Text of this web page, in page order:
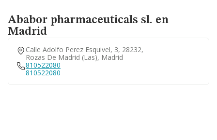
Ababor pharmaceuticals sl. en
Madrid
Calle Adolfo Perez Esquivel, 3, 28232,
Rozas De Madrid (las), Madrid
810522080
810522080